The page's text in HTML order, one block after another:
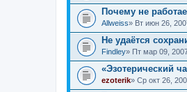
Почему не
Allweiss» Вт июн 26,
Не удаётся
Findley» Пт мар 09,
«Эзотерический
ezoterik» Ср окт 26,